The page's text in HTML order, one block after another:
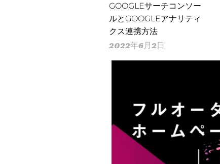
GOOGLEサーチコンソー
ルとGOOGLEアナリティ
クス連携方法
2022年6月2日